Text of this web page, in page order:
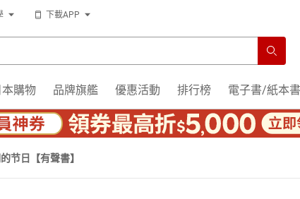
下載APP
本購物 品牌旗艦 優惠活動 排行榜 電子書/紙本書
节日【有聲書】